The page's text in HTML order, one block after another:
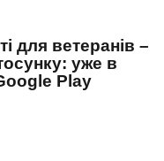
для ветеранів –
уже в
Play